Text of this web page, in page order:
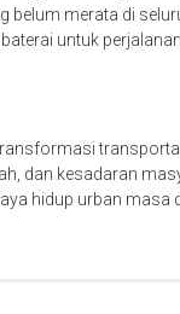
belum merata di
untuk
dan kesadaran
hidup urban masa